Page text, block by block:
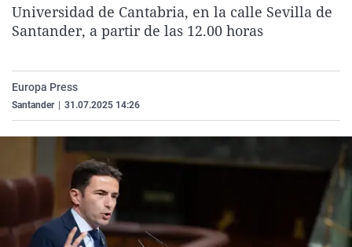
La rosa de los vientos
Gente viajera
Como el perro y el
Caso
Retornados
Equipo de
Extremadura
Galicia
La Rioja
País Vasco
Virales
Televisión
Elecciones
Universidad de Cantabria, en la calle Sevilla de
Santander, a partir de las 12.00 horas
Europa Press
Santander 31.07.2025 14:26